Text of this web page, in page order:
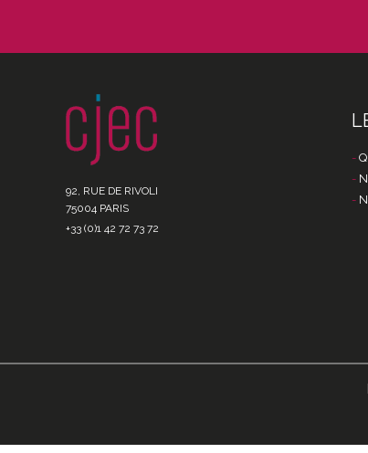
92, RUE DE RIVOLI
75004 PARIS
+33 (0)1 42 72 73 72